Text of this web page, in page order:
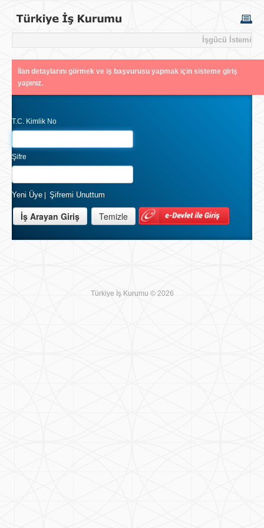
İşgücü İstemi
İlan detaylarını görmek ve iş başvurusu yapmak için sisteme giriş
yapınız.
T.C. Kimlik No
Şifre
Yeni Üye Şifremi Unuttum
Türkiye İş Kurumu © 2026